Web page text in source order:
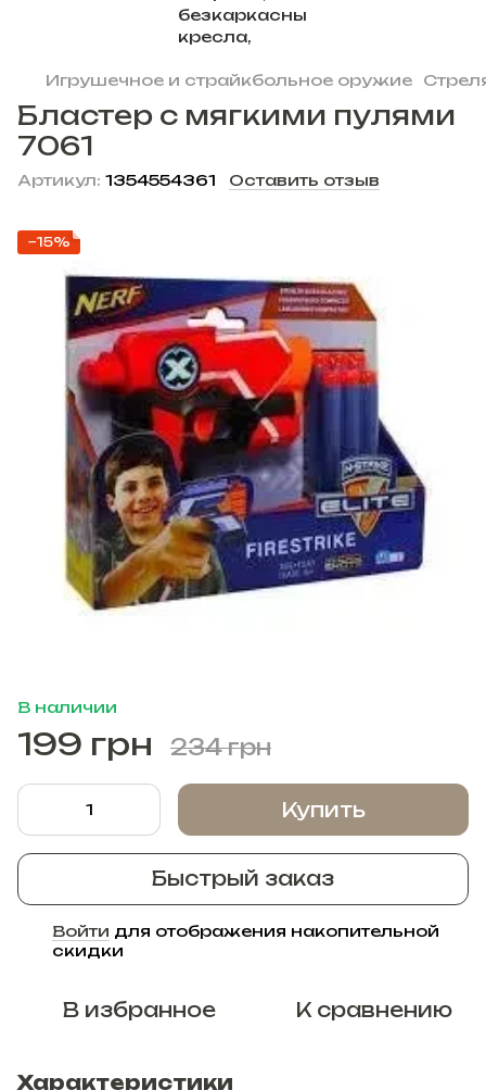
Игрушечное и страйкбольное оружие
Бластер с мягкими пулями
7061
Артикул: 1354554361 Оставить отзыв
−15%
В наличии
199 грн 234 грн
Купить
Быстрый заказ
Войти для отображения накопительной
скидки
В избранное К сравнению
Характеристики